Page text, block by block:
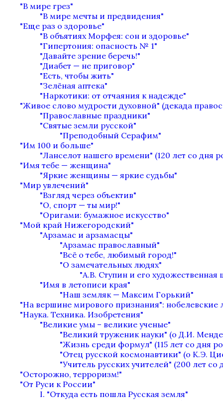
"В мире грез"
"В мире мечты и предвидения"
"Еще раз о здоровье"
"В объятиях Морфея: сон и здоровье"
"Гипертония: опасность № 1"
"Давайте зрение беречь!"
"Диабет — не приговор"
"Есть, чтобы жить"
"Зелёная аптека"
"Наркотики: от отчаяния к надежде"
"Живое слово мудрости духовной" (декада
"Православные праздники"
"Святые земли русской"
"Преподобный Серафим"
"Им 100 и больше"
"Ланселот нашего времени" (120 лет со дня
"Имя тебе — женщина"
"Яркие женщины — яркие судьбы"
"Мир увлечений"
"Взгляд через объектив"
"О, спорт — ты мир!"
"Оригами: бумажное искусство"
"Мой край Нижегородский"
"Арзамас и арзамасцы"
"Арзамас православный"
"Всё о тебе, любимый город!"
"О замечательных людях"
"А.В. Ступин и его художественная
"Имя в летописи края"
"Наш земляк — Максим Горький"
"На вершине мирового признания": нобелевские
"Наука. Техника. Изобретения"
"Великие умы – великие ученые"
"Великий труженик науки" (о Д.И.
"Жизнь среди формул" (115 лет со дня
"Отец русской космонавтики" (о К.Э.
"Учитель русских учителей" (200 лет
"Осторожно, терроризм!"
"От Руси к России"
I. "Откуда есть пошла Русская земля"